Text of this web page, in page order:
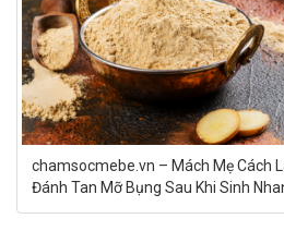
chamsocmebe.vn – Mách Mẹ Cách
Đánh Tan Mỡ Bụng Sau Khi Sinh